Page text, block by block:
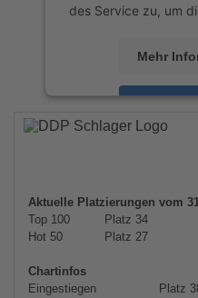
des Service zu, um
Mehr
powered by
Aktuelle Platzierungen vom
Top 100
Platz 34
Hot 50
Platz 27
Chartinfos
Eingestiegen
Platz